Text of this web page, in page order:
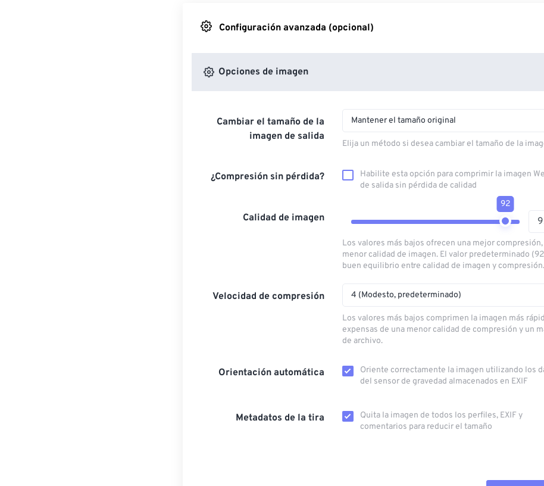
Configuración avanzada (opcional)
Opciones de imagen
Cambiar el tamaño de la
imagen de salida
Mantener el tamaño original
Elija un método si desea cambiar el tamaño de la
¿Compresión sin pérdida?
Habilite esta opción para comprimir la imagen
de salida sin pérdida de calidad
Calidad de imagen
92
Los valores más bajos ofrecen una mejor
menor calidad de imagen. El valor predeterminado
buen equilibrio entre calidad de imagen y compresión.
Velocidad de compresión 4 (Modesto, predeterminado)
Los valores más bajos comprimen la imagen más
expensas de una menor calidad de compresión y un
de archivo.
Orientación automática
Oriente correctamente la imagen utilizando los
del sensor de gravedad almacenados en EXIF
Metadatos de la tira
Quita la imagen de todos los perfiles, EXIF ​​y
comentarios para reducir el tamaño